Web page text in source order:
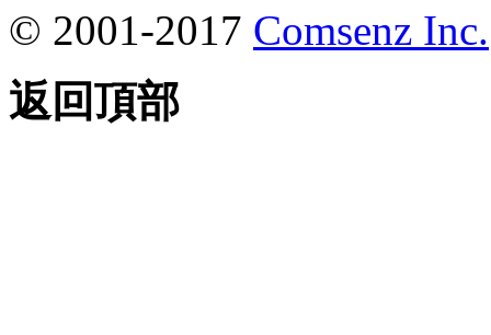
© 2001-2017 Comsenz Inc.
返回頂部